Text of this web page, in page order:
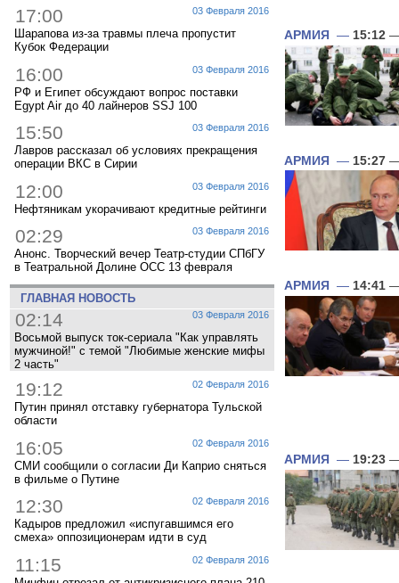
03 Февраля 2016
17:00
Шарапова из-за травмы плеча пропустит
Кубок Федерации
03 Февраля 2016
16:00
РФ и Египет обсуждают вопрос поставки
Egypt Air до 40 лайнеров SSJ 100
03 Февраля 2016
15:50
Лавров рассказал об условиях прекращения
операции ВКС в Сирии
03 Февраля 2016
12:00
Нефтяникам укорачивают кредитные рейтинги
03 Февраля 2016
02:29
Анонс. Творческий вечер Театр-студии СПбГУ
в Театральной Долине ОСС 13 февраля
ГЛАВНАЯ НОВОСТЬ
03 Февраля 2016
02:14
Восьмой выпуск ток-сериала "Как управлять
мужчиной!" с темой "Любимые женские мифы
2 часть"
02 Февраля 2016
19:12
Путин принял отставку губернатора Тульской
области
02 Февраля 2016
16:05
СМИ сообщили о согласии Ди Каприо сняться
в фильме о Путине
02 Февраля 2016
12:30
Кадыров предложил «испугавшимся его
смеха» оппозиционерам идти в суд
02 Февраля 2016
11:15
АРМИЯ — 15:12 —
АРМИЯ — 15:27 —
АРМИЯ — 14:41 —
АРМИЯ — 19:23 —